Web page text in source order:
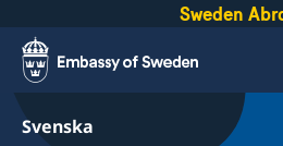
Sweden
Svenska